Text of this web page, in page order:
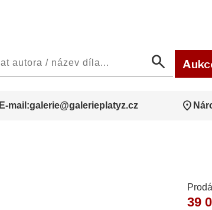
search
E-mail:galerie@galerieplatyz.cz location_on
39